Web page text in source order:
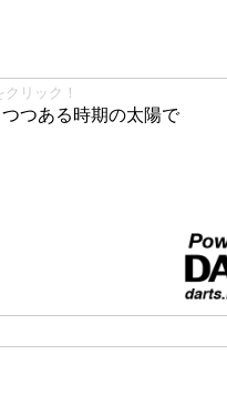
リック！
つある時期の太陽で